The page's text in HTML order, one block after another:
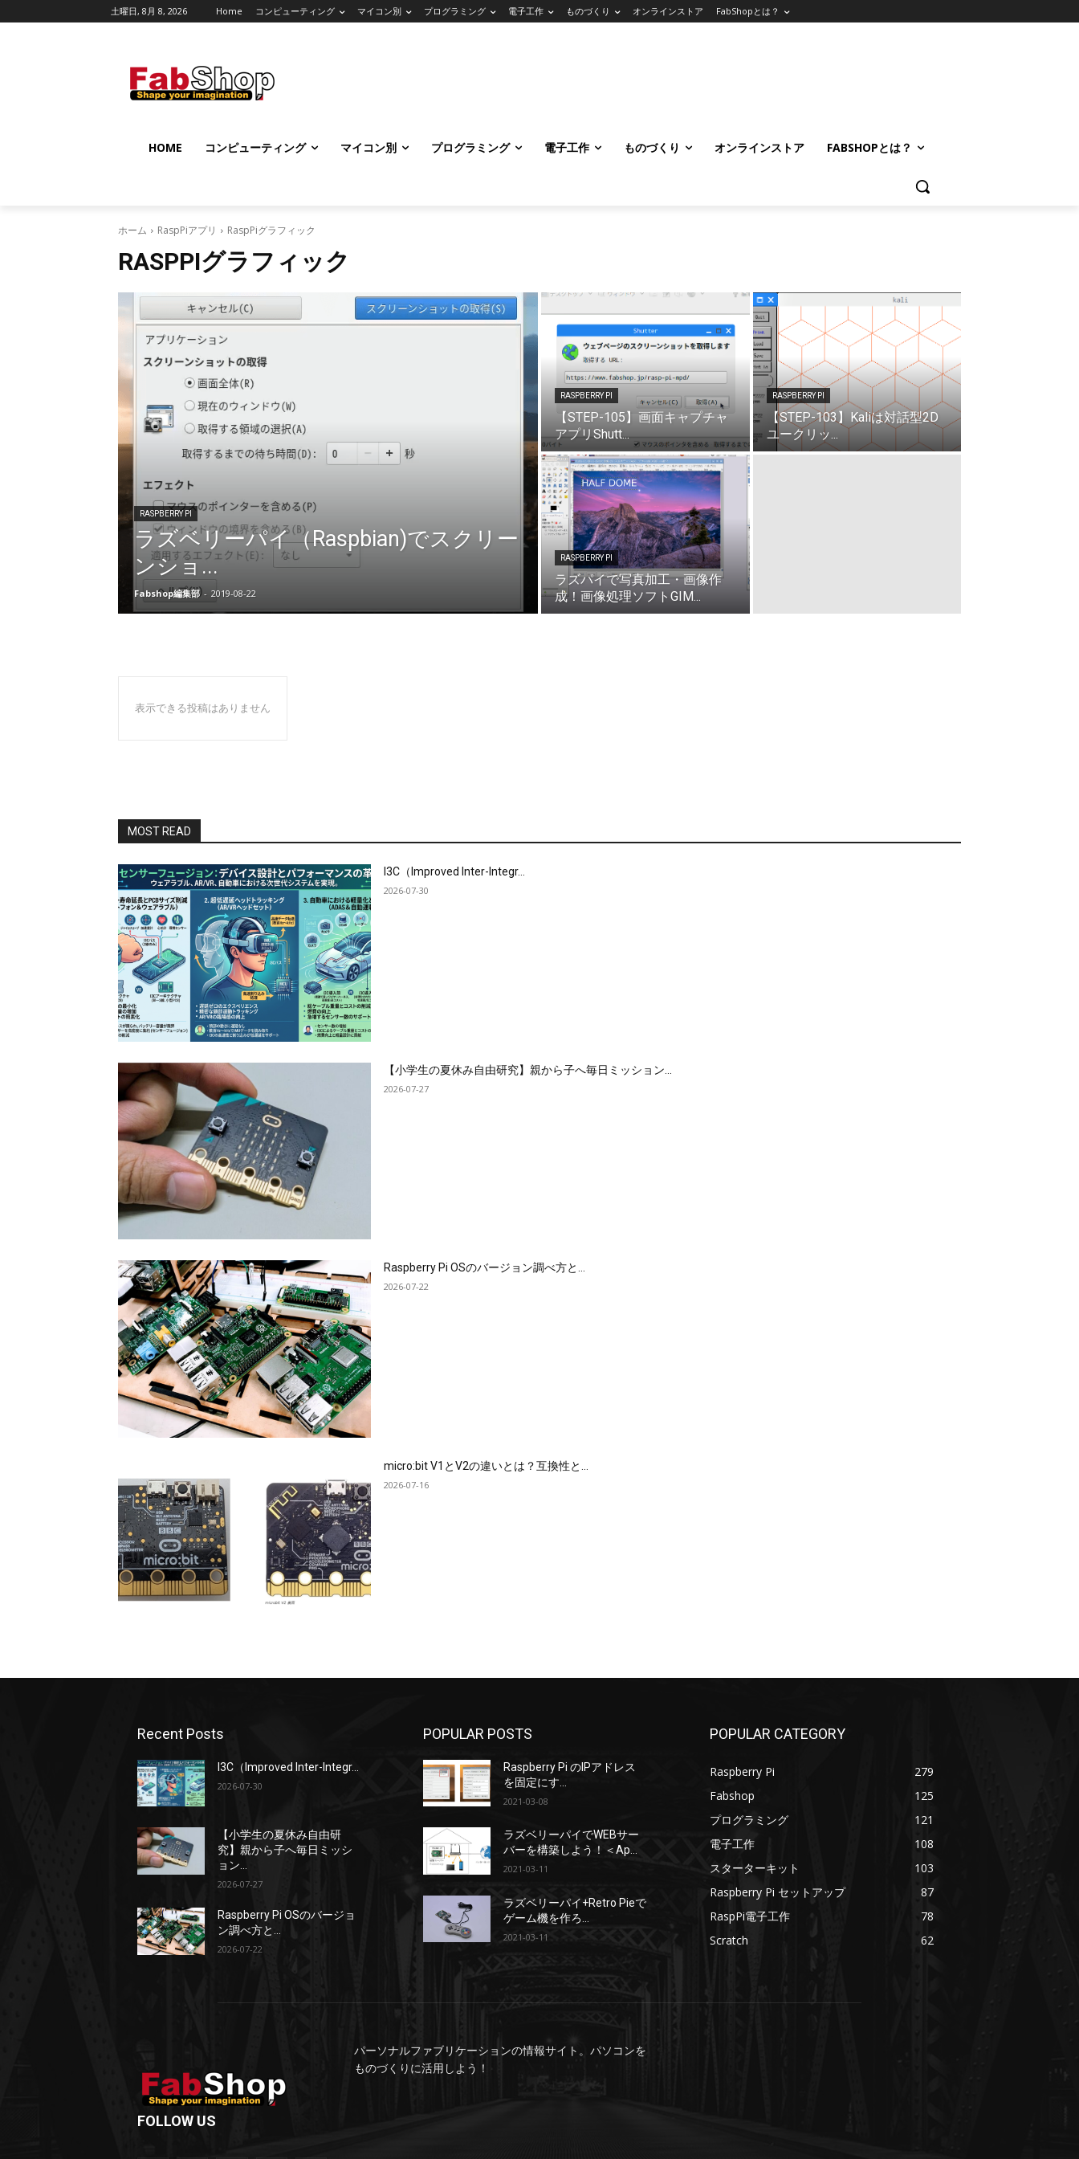
土曜日, 8月 8, 2026 Home コンピューティング マイコン別 プログラミング 電子工作 ものづくり オンラインストア FabShopとは？
HOME コンピューティング マイコン別 プログラミング 電子工作 ものづくり オンラインストア FABSHOPとは？
ホーム RaspPiアプリ RaspPiグラフィック
RASPPIグラフィック
RASPBERRY PI
ラズベリーパイ（Raspbian)でスクリー
ンショ...
Fabshop編集部 - 2019-08-22
RASPBERRY PI
【STEP-105】画面キャプチャ
アプリShutt...
RASPBERRY PI
【STEP-103】Kaliは対話型2D
ユークリッ...
RASPBERRY PI
ラズパイで写真加工・画像作
成！画像処理ソフトGIM...
表示できる投稿はありません
MOST READ
I3C（Improved Inter-Integr...
2026-07-30
【小学生の夏休み自由研究】親から子へ毎日ミッション...
2026-07-27
Raspberry Pi OSのバージョン調べ方と...
2026-07-22
micro:bit V1とV2の違いとは？互換性と...
2026-07-16
Recent Posts
I3C（Improved Inter-Integr...
2026-07-30
【小学生の夏休み自由研
究】親から子へ毎日ミッシ
ョン...
2026-07-27
Raspberry Pi OSのバージョ
ン調べ方と...
2026-07-22
POPULAR POSTS
Raspberry Pi のIPアドレス
を固定にす...
2021-03-08
ラズベリーパイでWEBサー
バーを構築しよう！＜Ap...
2021-03-11
ラズベリーパイ+Retro Pieで
ゲーム機を作ろ...
2021-03-11
POPULAR CATEGORY
Raspberry Pi
279
Fabshop
125
プログラミング
121
電子工作
108
スターターキット
103
Raspberry Pi セットアップ
87
RaspPi電子工作
78
Scratch
62
パーソナルファブリケーションの情報サイト。パソコンを
ものづくりに活用しよう！
FOLLOW US